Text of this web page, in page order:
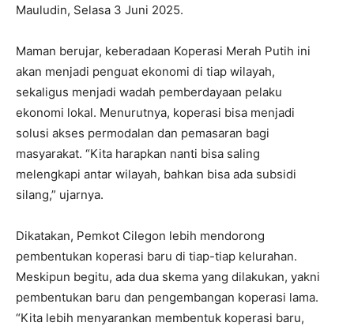
Mauludin, Selasa 3 Juni 2025.
Maman berujar, keberadaan Koperasi Merah Putih ini
akan menjadi penguat ekonomi di tiap wilayah,
sekaligus menjadi wadah pemberdayaan pelaku
ekonomi lokal. Menurutnya, koperasi bisa menjadi
solusi akses permodalan dan pemasaran bagi
masyarakat. “Kita harapkan nanti bisa saling
melengkapi antar wilayah, bahkan bisa ada subsidi
silang,” ujarnya.
Dikatakan, Pemkot Cilegon lebih mendorong
pembentukan koperasi baru di tiap-tiap kelurahan.
Meskipun begitu, ada dua skema yang dilakukan, yakni
pembentukan baru dan pengembangan koperasi lama.
“Kita lebih menyarankan membentuk koperasi baru,